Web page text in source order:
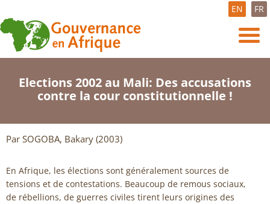
EN FR
Elections 2002 au Mali: Des accusations
contre la cour constitutionnelle !
Par SOGOBA, Bakary (2003)
En Afrique, les élections sont généralement sources de
tensions et de contestations. Beaucoup de remous sociaux,
de rébellions, de guerres civiles tirent leurs origines des